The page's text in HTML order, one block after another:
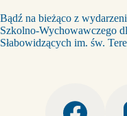
Bądź na bieżąco z
Szkolno-Wychowawczego
Słabowidzących im. św.